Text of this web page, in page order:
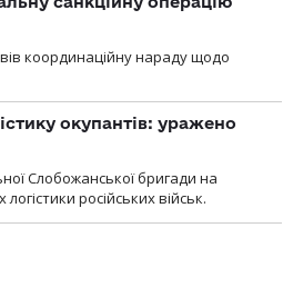
координаційну нараду щодо
окупантів: уражено
Слобожанської бригади на
російських військ.